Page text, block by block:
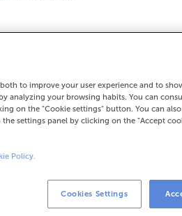
937338014 Como
que escollas
to improve your user experience and to
analyzing your browsing habits. You can
on the "Cookie settings" button. You can
settings panel by clicking on the "Accept
Policy.
Cookies Settings